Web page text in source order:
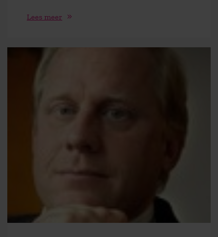
Lees meer